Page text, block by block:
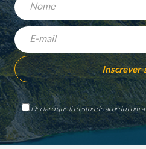
Declaro que li e estou de acordo com a